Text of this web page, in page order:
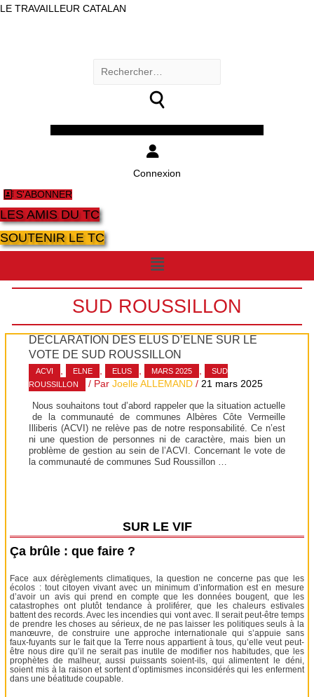
LE TRAVAILLEUR CATALAN
Rechercher :
Connexion
S'ABONNER
LES AMIS DU TC
SOUTENIR LE TC
Menu
SUD ROUSSILLON
DÉCLARATION DES ÉLUS D’ELNE SUR LE
VOTE DE SUD ROUSSILLON
ACVI , ELNE , ELUS , MARS 2025 ,
SUD
ROUSSILLON
/ ParJoelle ALLEMAND /21 mars 2025
Nous souhaitons tout d’abord rappeler que la situation actuelle
de la communauté de communes Albères Côte Vermeille
Illiberis (ACVI) ne relève pas de notre responsabilité. Ce n’est
ni une question de personnes ni de caractère, mais bien un
problème de gestion au sein de l’ACVI. Concernant le vote de
la communauté de communes Sud Roussillon …
SUR LE VIF
Ça brûle : que faire ?
Face aux dérèglements climatiques, la question ne concerne pas que les
écolos : tout citoyen vivant avec un minimum d’information est en mesure
d’avoir un avis qui prend en compte que les données bougent, que les
catastrophes ont plutôt tendance à proliférer, que les chaleurs estivales
battent des records. Avec les incendies qui vont avec. Il serait peut-être temps
de prendre les choses au sérieux, de ne pas laisser les politiques seuls à la
manœuvre, de construire une approche internationale qui s’appuie sans
faux-fuyants sur le fait que la Terre nous appartient à tous, qu’elle veut peut-
être nous dire qu’il ne serait pas inutile de modifier nos habitudes, que les
prophètes de malheur, aussi puissants soient-ils, qui alimentent le déni,
soient mis à la raison et sortent d’optimismes inconsidérés qui les enferment
dans une béatitude coupable.